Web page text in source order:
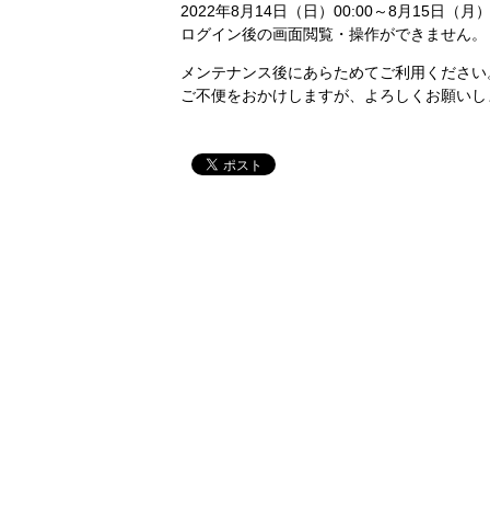
2022年8月14日（日）00:00～8月15日（月
ログイン後の画面閲覧・操作ができません。
メンテナンス後にあらためてご利用ください
ご不便をおかけしますが、よろしくお願い